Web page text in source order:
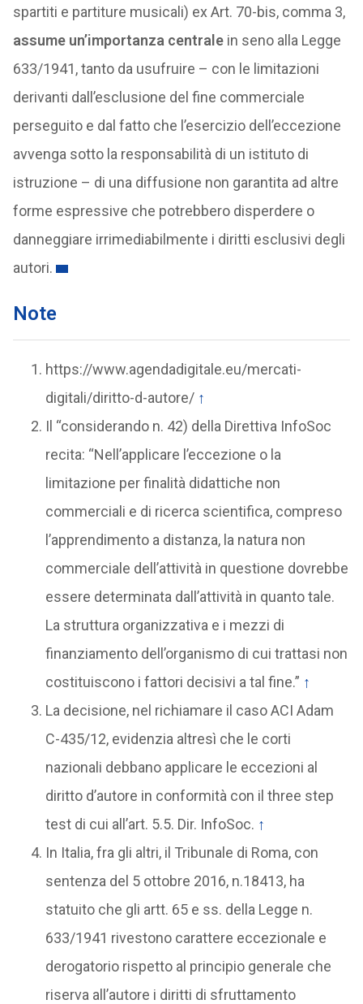
spartiti e partiture musicali) ex Art. 70-bis, comma 3,
assume un’importanza centralein seno alla Legge
633/1941, tanto da usufruire – con le limitazioni
derivanti dall’esclusione del fine commerciale
perseguito e dal fatto che l’esercizio dell’eccezione
avvenga sotto la responsabilità di un istituto di
istruzione – di una diffusione non garantita ad altre
forme espressive che potrebbero disperdere o
danneggiare irrimediabilmente i diritti esclusivi degli
autori.
Note
https://www.agendadigitale.eu/mercati-
digitali/diritto-d-autore/ ↑
Il “considerando n. 42) della Direttiva InfoSoc
recita: “Nell’applicare l’eccezione o la
limitazione per finalità didattiche non
commerciali e di ricerca scientifica, compreso
l’apprendimento a distanza, la natura non
commerciale dell’attività in questione dovrebbe
essere determinata dall’attività in quanto tale.
La struttura organizzativa e i mezzi di
finanziamento dell’organismo di cui trattasi non
costituiscono i fattori decisivi a tal fine.” ↑
La decisione, nel richiamare il caso ACI Adam
C-435/12, evidenzia altresì che le corti
nazionali debbano applicare le eccezioni al
diritto d’autore in conformità con il three step
test di cui all’art. 5.5. Dir. InfoSoc. ↑
In Italia, fra gli altri, il Tribunale di Roma, con
sentenza del 5 ottobre 2016, n.18413, ha
statuito che gli artt. 65 e ss. della Legge n.
633/1941 rivestono carattere eccezionale e
derogatorio rispetto al principio generale che
riserva all’autore i diritti di sfruttamento